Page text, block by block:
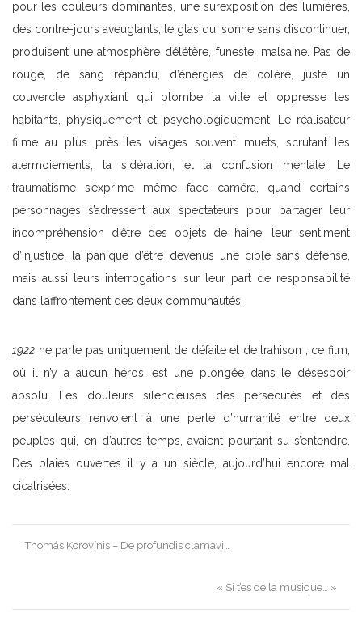
pour les couleurs dominantes, une surexposition des lumières,
des contre-jours aveuglants, le glas qui sonne sans discontinuer,
produisent une atmosphère délétère, funeste, malsaine. Pas de
rouge, de sang répandu, d’énergies de colère, juste un
couvercle asphyxiant qui plombe la ville et oppresse les
habitants, physiquement et psychologiquement. Le réalisateur
filme au plus près les visages souvent muets, scrutant les
atermoiements, la sidération, et la confusion mentale. Le
traumatisme s’exprime même face caméra, quand certains
personnages s’adressent aux spectateurs pour partager leur
incompréhension d’être des objets de haine, leur sentiment
d’injustice, la panique d’être devenus une cible sans défense,
mais aussi leurs interrogations sur leur part de responsabilité
dans l’affrontement des deux communautés.
1922 ne parle pas uniquement de défaite et de trahison ; ce film,
où il n’y a aucun héros, est une plongée dans le désespoir
absolu. Les douleurs silencieuses des persécutés et des
persécuteurs renvoient à une perte d’humanité entre deux
peuples qui, en d’autres temps, avaient pourtant su s’entendre.
Des plaies ouvertes il y a un siècle, aujourd’hui encore mal
cicatrisées.
Post
Thomás Korovínis – De profundis clamavi…
« Si t’es de la musique… »